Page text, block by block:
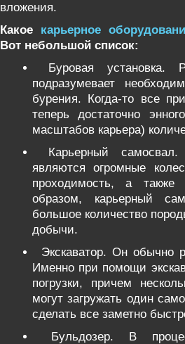
вложения.
Какое карьерное
Вот небольшой список:
Буровая установка.
подразумевает
бурения. Когда-то все
теперь достаточно
масштабов карьера)
Карьерный
являются огромные
проходимость, а также
образом, карьерный
большое количество
добычи.
Экскаватор. Он обычно
Именно при помощи
погрузки, причем
могут загружать один
сделать все заметно
Бульдозер. В